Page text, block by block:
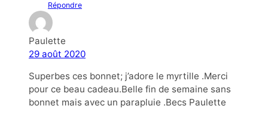
Répondre
Paulette
29 août 2020
Superbes ces bonnet; j’adore le myrtille .Merci
pour ce beau cadeau.Belle fin de semaine sans
bonnet mais avec un parapluie .Becs Paulette